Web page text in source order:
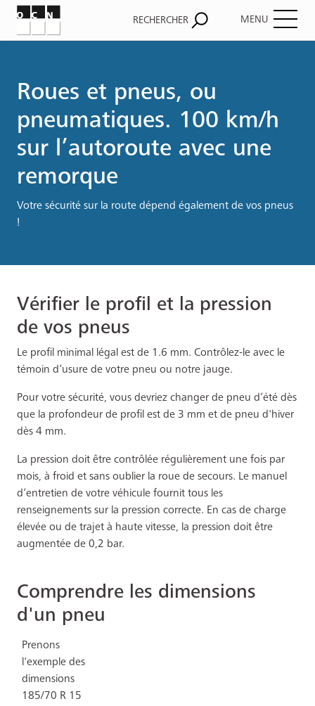
d'Ariane
Roues et pneus, ou
pneumatiques. 100 km/h
sur l’autoroute avec une
remorque
Votre sécurité sur la route dépend également de vos pneus
!
Vérifier le profil et la pression
de vos pneus
Le profil minimal légal est de 1.6 mm. Contrôlez-le avec le
témoin d’usure de votre pneu ou notre jauge.
Pour votre sécurité, vous devriez changer de pneu d’été dès
que la profondeur de profil est de 3 mm et de pneu d'hiver
dès 4 mm.
La pression doit être contrôlée régulièrement une fois par
mois, à froid et sans oublier la roue de secours. Le manuel
d’entretien de votre véhicule fournit tous les
renseignements sur la pression correcte. En cas de charge
élevée ou de trajet à haute vitesse, la pression doit être
augmentée de 0,2 bar.
Comprendre les dimensions
d'un pneu
Prenons
l'exemple des
dimensions
185/70 R 15
RECHERCHER MENU